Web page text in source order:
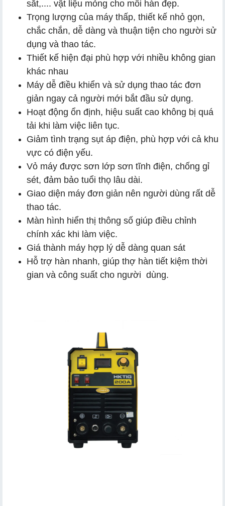
sắt,.... vật liệu mỏng cho mối hàn đẹp.
Trọng lượng của máy thấp, thiết kế nhỏ gọn,
chắc chắn, dễ dàng và thuận tiện cho người sử
dụng và thao tác.
Thiết kế hiện đại phù hợp với nhiều không gian
khác nhau
Máy dễ điều khiển và sử dụng thao tác đơn
giản ngay cả người mới bắt đầu sử dụng.
Hoạt động ổn định, hiệu suất cao không bị quá
tải khi làm việc liên tục.
Giảm tình trạng sụt áp điện, phù hợp với cả khu
vực có điện yếu.
Vỏ máy được sơn lớp sơn tĩnh điện, chống gỉ
sét, đảm bảo tuổi thọ lâu dài.
Giao diện máy đơn giản nên người dùng rất dễ
thao tác.
Màn hình hiển thị thông số giúp điều chỉnh
chính xác khi làm việc.
Giá thành máy hợp lý dễ dàng quan sát
Hỗ trợ hàn nhanh, giúp thợ hàn tiết kiệm thời
gian và công suất cho người dùng.